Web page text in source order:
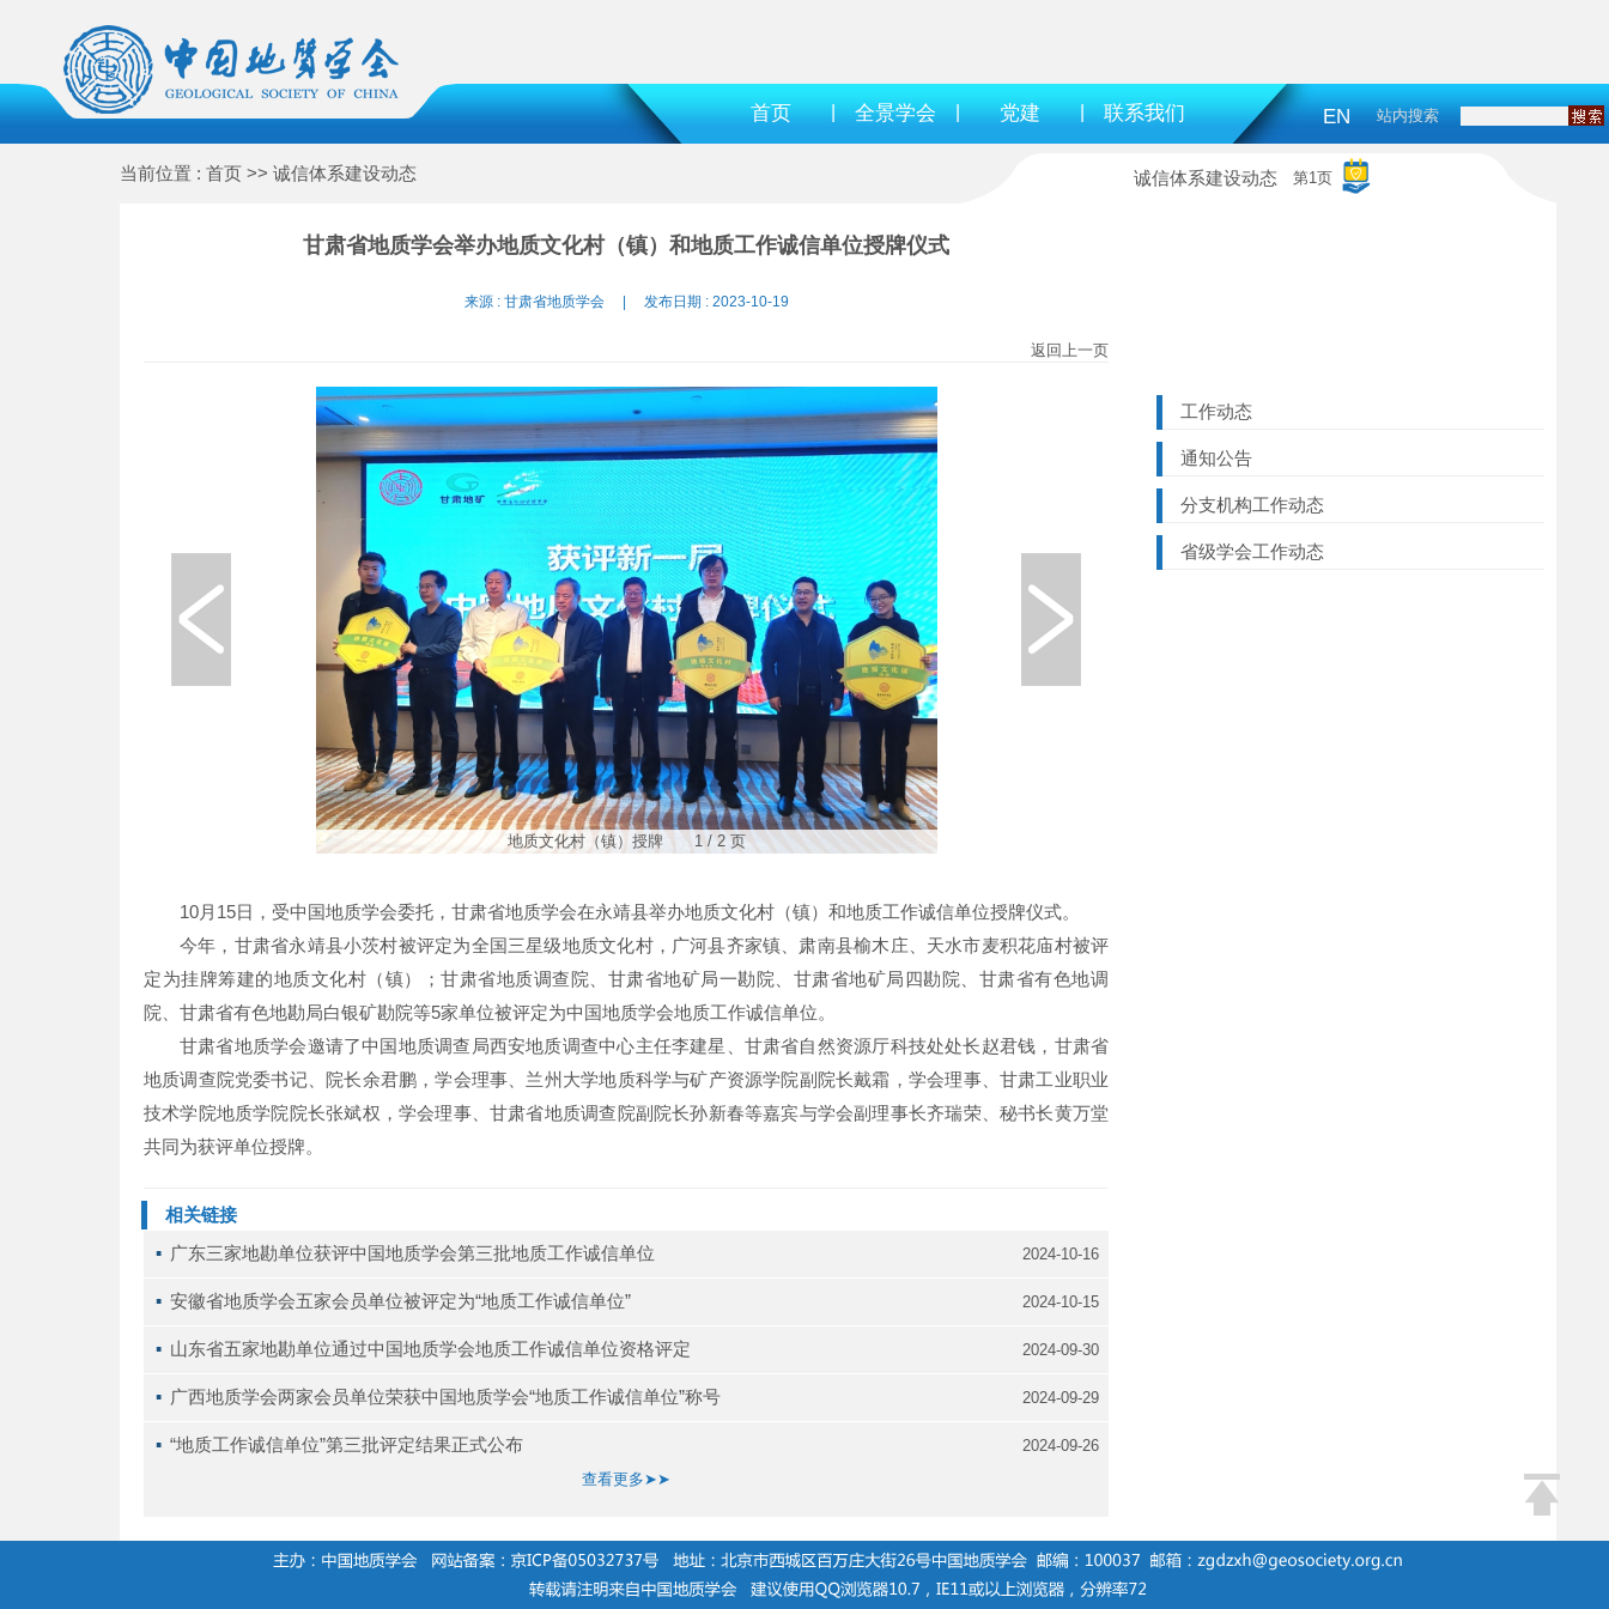
首页 | 全景学会 | 党建 | 联系我们 EN 站内搜索
当前位置 : 首页 >> 诚信体系建设动态 诚信体系建设动态 第1页
甘肃省地质学会举办地质文化村（镇）和地质工作诚信单位授牌仪式
来源 : 甘肃省地质学会 | 发布日期 : 2023-10-19
返回上一页
地质文化村（镇）授牌 1 / 2 页
10月15日，受中国地质学会委托，甘肃省地质学会在永靖县举办地质文化村（镇）和地质工作诚信单位授牌仪式。
今年，甘肃省永靖县小茨村被评定为全国三星级地质文化村，广河县齐家镇、肃南县榆木庄、天水市麦积花庙村被评
定为挂牌筹建的地质文化村（镇）；甘肃省地质调查院、甘肃省地矿局一勘院、甘肃省地矿局四勘院、甘肃省有色地调
院、甘肃省有色地勘局白银矿勘院等5家单位被评定为中国地质学会地质工作诚信单位。
甘肃省地质学会邀请了中国地质调查局西安地质调查中心主任李建星、甘肃省自然资源厅科技处处长赵君钱，甘肃省
地质调查院党委书记、院长余君鹏，学会理事、兰州大学地质科学与矿产资源学院副院长戴霜，学会理事、甘肃工业职业
技术学院地质学院院长张斌权，学会理事、甘肃省地质调查院副院长孙新春等嘉宾与学会副理事长齐瑞荣、秘书长黄万堂
共同为获评单位授牌。
相关链接
▪ 广东三家地勘单位获评中国地质学会第三批地质工作诚信单位 2024-10-16
▪ 安徽省地质学会五家会员单位被评定为“地质工作诚信单位” 2024-10-15
▪ 山东省五家地勘单位通过中国地质学会地质工作诚信单位资格评定 2024-09-30
▪ 广西地质学会两家会员单位荣获中国地质学会“地质工作诚信单位”称号 2024-09-29
▪ “地质工作诚信单位”第三批评定结果正式公布
2024-09-26
查看更多➤➤
工作动态
通知公告
分支机构工作动态
省级学会工作动态